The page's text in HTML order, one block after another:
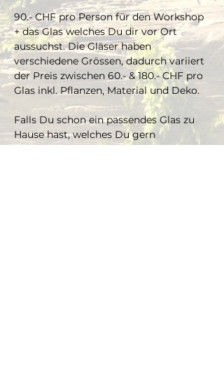
90.- CHF pro Person für den Workshop
+ das Glas welches Du dir vor Ort
aussuchst. Die Gläser haben
verschiedene Grössen, dadurch variiert
der Preis zwischen 60.- & 180.- CHF pro
Glas inkl. Pflanzen, Material und Deko.
Falls Du schon ein passendes Glas zu
Hause hast, welches Du gern
bepflanzen möchtest, kannst Du es